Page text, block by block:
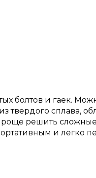
болтов и гаек.
твердого сплава,
решить
и легко